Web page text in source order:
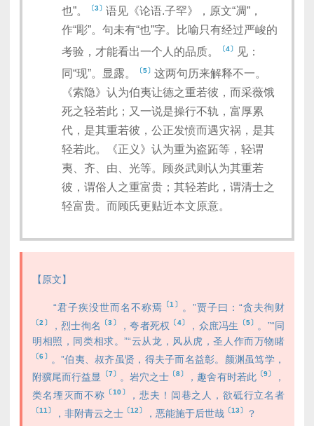
也”。
〔3〕 语见《论语.子罕》，原文“凋”，
作“彫”。句未有“也”字。比喻只有经过严峻的
考验，才能看出一个人的品质。
〔4〕
见：
同“现”。显露。
〔5〕 这两句历来解释不一。
《索隐》认为伯夷让德之重若彼，而采薇饿
死之轻若此；又一说是操行不轨，富厚累
代，是其重若彼，公正发愤而遇灾祸，是其
轻若此。《正义》认为重为盗跖等，轻谓
夷、齐、由、光等。顾炎武则认为其重若
彼，谓俗人之重富贵；其轻若此，谓清士之
轻富贵。而顾氏更贴近本文原意。
【原文】
“君子疾没世而名不称焉 〔1〕 。”贾子曰：“贪夫徇财
〔2〕 ，烈士徇名 〔3〕 ，夸者死权 〔4〕 ，众庶冯生 〔5〕
。”“同
明相照，同类相求。”“云从龙，风从虎，圣人作而万物睹
〔6〕
。”伯夷、叔齐虽贤，得夫子而名益彰。颜渊虽笃学，
附骥尾而行益显
〔7〕 。岩穴之士 〔8〕 ，趣舍有时若此 〔9〕
，
类名堙灭而不称 〔10〕 ，悲夫！闾巷之人，欲砥行立名者
〔11〕 ，非附青云之士 〔12〕 ，恶能施于后世哉 〔13〕 ？